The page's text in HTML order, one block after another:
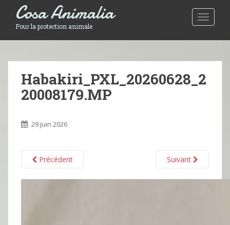
Toggle
Cosa Animalia
Pour la protection animale
Habakiri_PXL_20260628_2
20008179.MP
29 juin 2026
Précédent Suivant